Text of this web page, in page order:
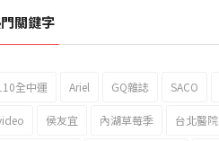
關鍵字
全中運 Ariel GQ雜誌 SACO
侯友宜 內湖草莓季 台北醫院